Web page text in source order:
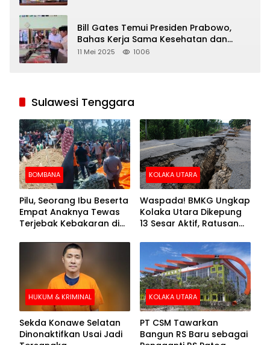
Bill Gates Temui Presiden Prabowo,
Bahas Kerja Sama Kesehatan dan
Program Makan Bergizi Gratis
11 Mei 2025 1006
Sulawesi Tenggara
BOMBANA
Pilu, Seorang Ibu Beserta
Empat Anaknya Tewas
Terjebak Kebakaran di
KOLAKA UTARA
Waspada! BMKG Ungkap
Kolaka Utara Dikepung
13 Sesar Aktif, Ratusan
HUKUM & KRIMINAL
Sekda Konawe Selatan
Dinonaktifkan Usai Jadi
KOLAKA UTARA
PT CSM Tawarkan
Bangun RS Baru sebagai